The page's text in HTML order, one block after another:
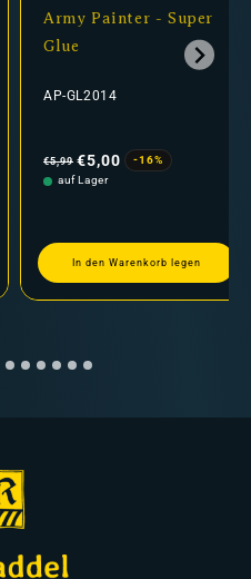
Army Painter - Super
Glue
AP-GL2014
Preis
€5,99 €5,00
-16%
auf Lager
In den Warenkorb legen